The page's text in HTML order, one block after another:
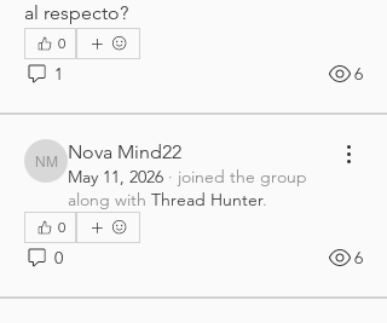
al respecto?
0
1 6
Nova Mind22
Nova Mind22
May 11, 2026 · joined the group
along with Thread Hunter.
0
0 6